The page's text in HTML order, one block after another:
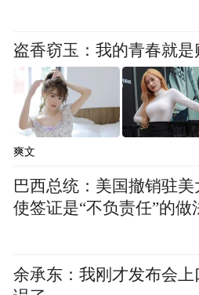
盗香窃玉：我的青春就是
爽文
巴西总统：美国撤销驻美
使签证是“不负责任”的做
余承东：我刚才发布会上